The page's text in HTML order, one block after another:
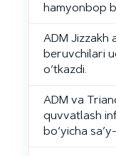
hamyonbop
ADM Jizzakh
beruvchilari
o‘tkazdi.
ADM va
quvvatlash
bo‘yicha